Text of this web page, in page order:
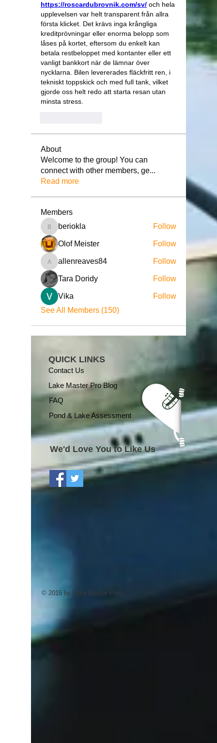
https://roscardubrovnik.com/sv/ och hela
upplevelsen var helt transparent från allra
första klicket. Det krävs inga krångliga
kreditprövningar eller enorma belopp som
låses på kortet, eftersom du enkelt kan
betala restbeloppet med kontanter eller ett
vanligt bankkort när de lämnar över
nycklarna. Bilen levererades fläckfritt ren, i
tekniskt toppskick och med full tank, vilket
gjorde oss helt redo att starta resan utan
minsta stress.
About
Welcome to the group! You can
connect with other members, ge...
Read more
Members
beriokla
beriokla Follow
Olof Meister Follow
allenreaves84
allenreaves84 Follow
Tara Doridy Follow
Vika
Follow
See All Members (150)
QUICK LINKS
Contact Us
Lake Master Pro Blog
FAQ
Pond & Lake Assessment
We'd Love You to Like Us
© 2015 by Lake Master Pros.